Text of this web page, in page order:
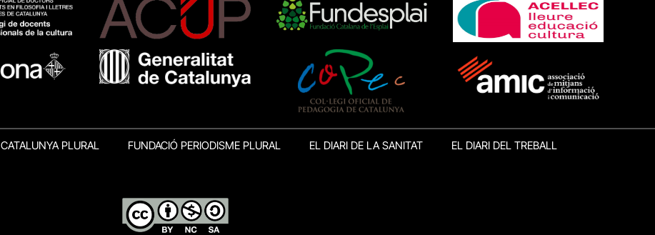
CATALUNYA PLURAL FUNDACIÓ PERIODISME PLURAL EL DIARI DE LA SANITAT EL DIARI DEL TREBALL